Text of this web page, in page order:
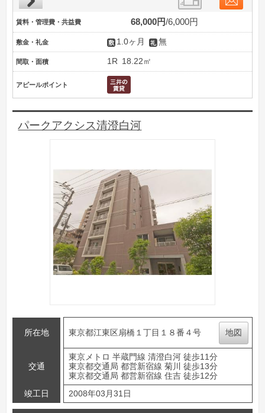
賃料・管理費・共益費 68,000円 6,000円
敷金・礼金 1.0ヶ月 無
間取・面積 1R 18.22㎡
アピールポイント
パークアクシス清澄白河
所在地 東京都江東区扇橋１丁目１８番４号 地図
交通
東京メトロ 半蔵門線 清澄白河 徒歩11分
東京都交通局 都営新宿線 菊川 徒歩13分
東京都交通局 都営新宿線 住吉 徒歩12分
竣工日
2008年03月31日